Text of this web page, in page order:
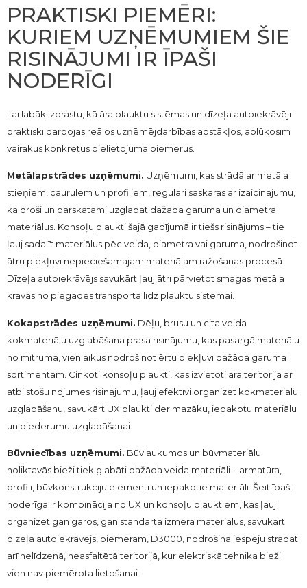
PRAKTISKI PIEMĒRI:
KURIEM UZŅĒMUMIEM ŠIE
RISINĀJUMI IR ĪPAŠI
NODERĪGI
Lai labāk izprastu, kā āra plauktu sistēmas un dīzeļa autoiekrāvēji
praktiski darbojas reālos uzņēmējdarbības apstākļos, aplūkosim
vairākus konkrētus pielietojuma piemērus.
Metālapstrādes uzņēmumi. Uzņēmumi, kas strādā ar metāla
stieņiem, caurulēm un profiliem, regulāri saskaras ar izaicinājumu,
kā droši un pārskatāmi uzglabāt dažāda garuma un diametra
materiālus. Konsoļu plaukti šajā gadījumā ir tiešs risinājums – tie
ļauj sadalīt materiālus pēc veida, diametra vai garuma, nodrošinot
ātru piekļuvi nepieciešamajam materiālam ražošanas procesā.
Dīzeļa autoiekrāvējs savukārt ļauj ātri pārvietot smagas metāla
kravas no piegādes transporta līdz plauktu sistēmai.
Kokapstrādes uzņēmumi. Dēļu, brusu un cita veida
kokmateriālu uzglabāšana prasa risinājumu, kas pasargā materiālu
no mitruma, vienlaikus nodrošinot ērtu piekļuvi dažāda garuma
sortimentam. Cinkoti konsoļu plaukti, kas izvietoti āra teritorijā ar
atbilstošu nojumes risinājumu, ļauj efektīvi organizēt kokmateriālu
uzglabāšanu, savukārt UX plaukti der mazāku, iepakotu materiālu
un piederumu uzglabāšanai.
Būvniecības uzņēmumi. Būvlaukumos un būvmateriālu
noliktavās bieži tiek glabāti dažāda veida materiāli – armatūra,
profili, būvkonstrukciju elementi un iepakotie materiāli. Šeit īpaši
noderīga ir kombinācija no UX un konsoļu plauktiem, kas ļauj
organizēt gan garos, gan standarta izmēra materiālus, savukārt
dīzeļa autoiekrāvējs, piemēram, D3000, nodrošina iespēju strādāt
arī nelīdzenā, neasfaltētā teritorijā, kur elektriskā tehnika bieži
vien nav piemērota lietošanai.